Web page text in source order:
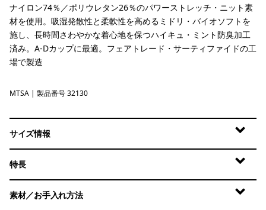
ナイロン74％／ポリウレタン26％のパワーストレッチ・ニット素
材を使用。吸湿発散性と柔軟性を高めるミドリ・バイオソフトを
施し、長時間さわやかな着心地を保つハイキュ・ミント防臭加工
済み。A-Dカップに最適。フェアトレード・サーティファイドの工
場で製造
Moon Tripper: Blue Sage
MTSA | 製品番号 32130
サイズ情報
特長
素材／お手入れ方法